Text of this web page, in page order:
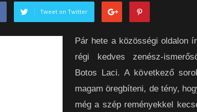
Tweet on Twitter
Pár hete a közösségi oldalon
régi kedves zenész-
Botos Laci. A következő
magam öregbíteni, de tény,
még a szép reményekkel